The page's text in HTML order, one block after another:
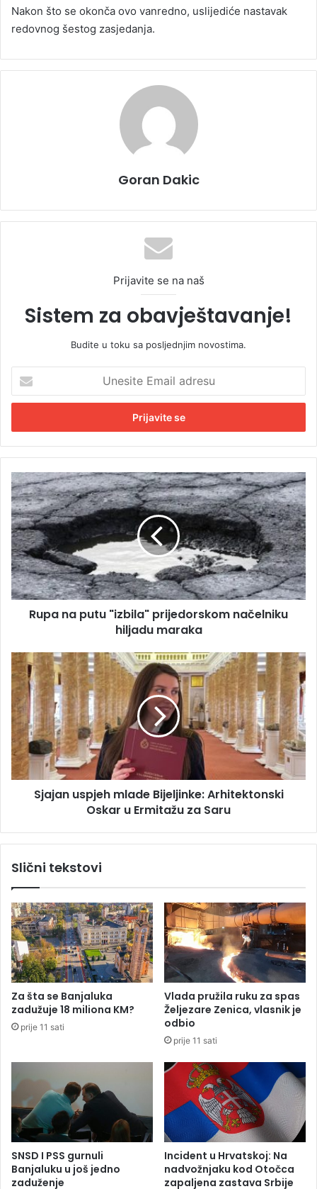
Nakon što se okonča ovo vanredno, uslijediće nastavak
redovnog šestog zasjedanja.
Goran Dakic
Prijavite se na naš
Sistem za obavještavanje!
Budite u toku sa posljednjim novostima.
e
i
t
E
m
a
i
l
a
d
r
e
R
u
p
a
n
a
p
u
t
z
b
i
l
a
"
p
r
i
o
s
m
n
a
č
e
l
n
i
k
h
l
j
d
u
m
a
Rupa na putu "izbila" prijedorskom načelniku
hiljadu maraka
S
j
a
j
a
n
u
s
p
a
B
i
j
e
l
i
n
k
:
r
h
e
k
t
Sjajan uspjeh mlade Bijeljinke: Arhitektonski
Oskar u Ermitažu za Saru
Slični tekstovi
Za šta se Banjaluka
zadužuje 18 miliona KM?
prije 11 sati
Vlada pružila ruku za spas
Željezare Zenica, vlasnik je
odbio
prije 11 sati
SNSD I PSS gurnuli
Banjaluku u još jedno
zaduženje
Incident u Hrvatskoj: Na
nadvožnjaku kod Otočca
zapaljena zastava Srbije